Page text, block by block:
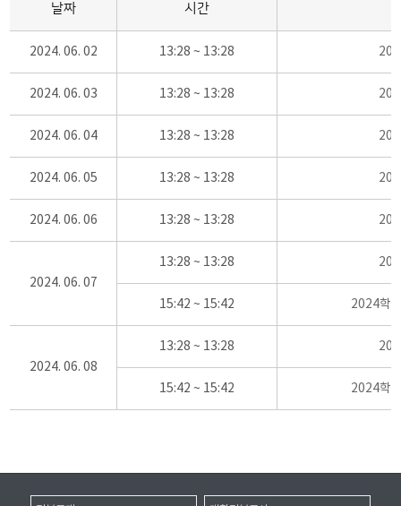
날짜 시간
2024. 06. 02 13:28 ~ 13:28
2024. 06. 03 13:28 ~ 13:28
2024. 06. 04 13:28 ~ 13:28
2024. 06. 05 13:28 ~ 13:28
2024. 06. 06 13:28 ~ 13:28
2024. 06. 07
13:28 ~ 13:28
15:42 ~ 15:42 2024학
2024. 06. 08
13:28 ~ 13:28
15:42 ~ 15:42 2024학